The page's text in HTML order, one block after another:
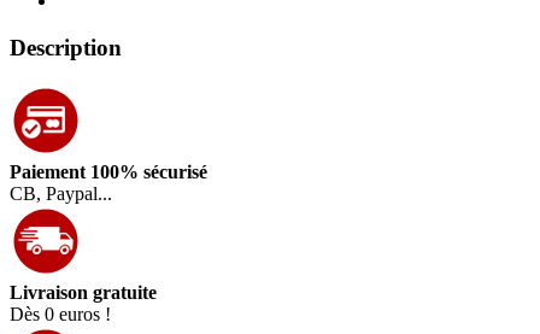
Description
Paiement 100% sécurisé
CB, Paypal...
Livraison gratuite
Dès 0 euros !